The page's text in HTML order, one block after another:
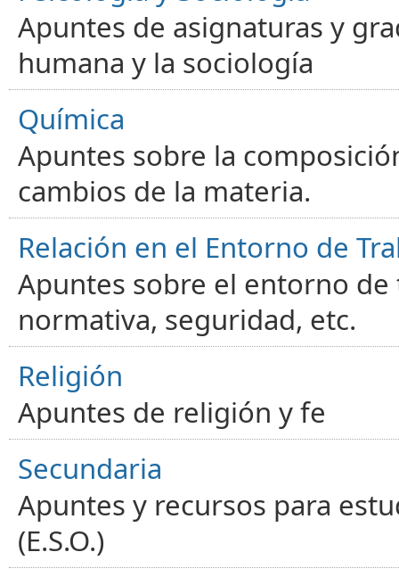
Apuntes de asignaturas y
humana y la sociología
Química
Apuntes sobre la
cambios de la materia.
Relación en el Entorno de
Apuntes sobre el entorno
normativa, seguridad, etc.
Religión
Apuntes de religión y fe
Secundaria
Apuntes y recursos para
(E.S.O.)